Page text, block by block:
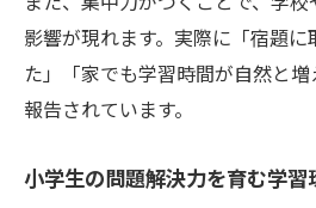
影響が現れます。実際に「宿題
た」「家でも学習時間が自然と
報告されています。
小学生の問題解決力を育む学習